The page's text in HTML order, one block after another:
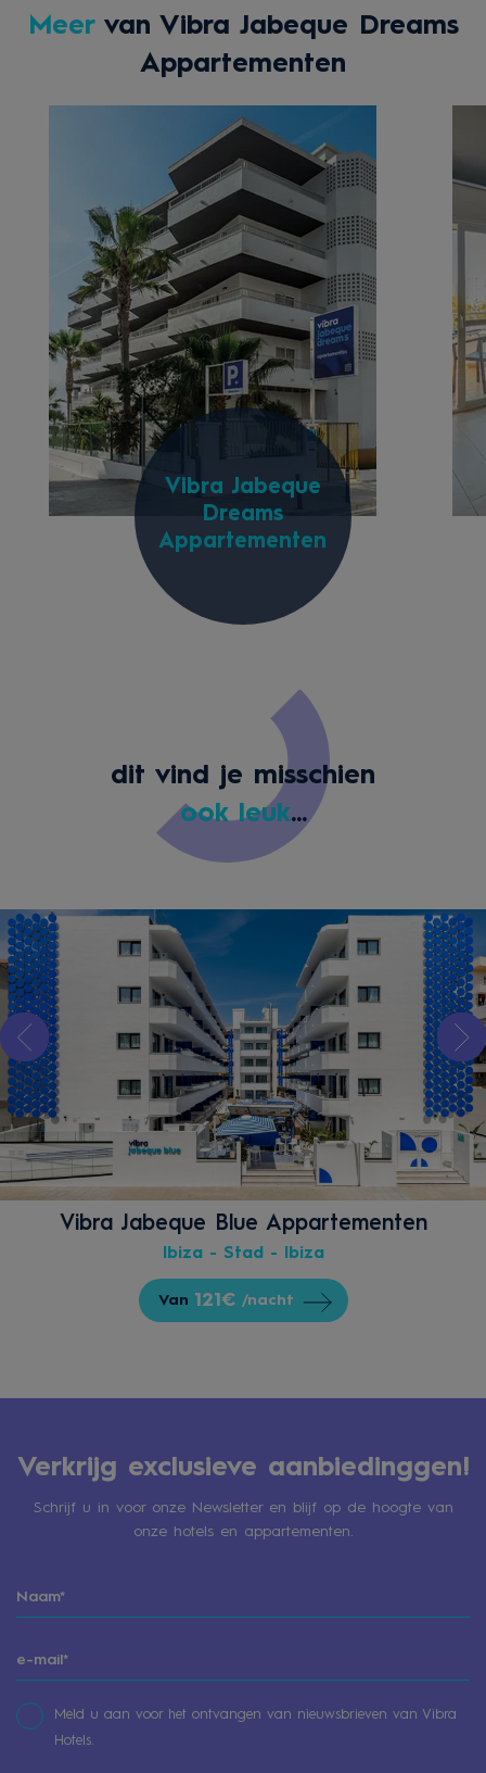
Meervan Vibra Jabeque Dreams
Appartementen
Vibra Jabeque
Dreams
Appartementen
dit vind je misschien
ook leuk...
Vibra Jabeque Blue Appartementen
Ibiza - Stad - Ibiza
Van 121€ /nacht
Verkrijg exclusieve aanbiedinggen!
Schrijf u in voor onze Newsletter en blijf op de hoogte van
onze hotels en appartementen.
Meld u aan voor het ontvangen van nieuwsbrieven van Vibra
Hotels.